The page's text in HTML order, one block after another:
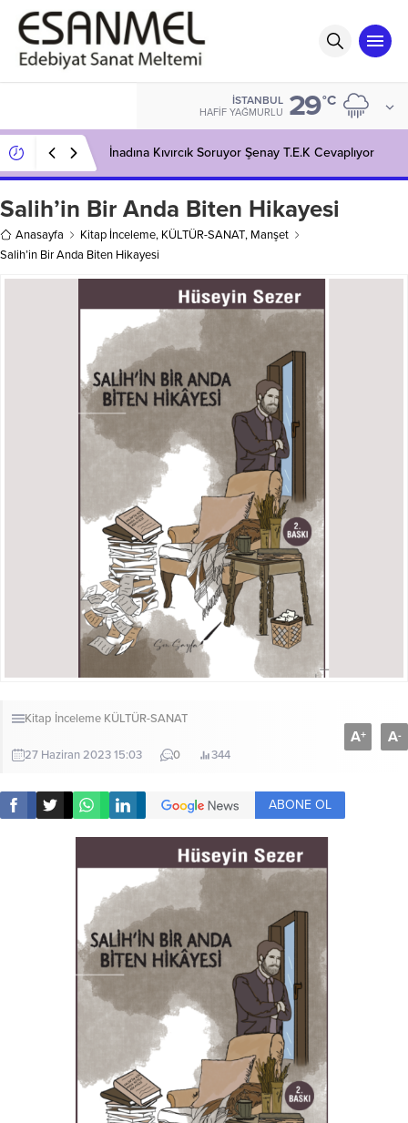
İSTANBUL
HAFIF YAĞMURLU 29°C
İnadına Kıvırcık Soruyor Şenay T.E.K Cevaplıyor
Salih’in Bir Anda Biten Hikayesi
Anasayfa Kitap İnceleme, KÜLTÜR-SANAT, Manşet
Salih’in Bir Anda Biten Hikayesi
Kitap İnceleme KÜLTÜR-SANAT
27 Haziran 2023 15:03 0 344
A+ A-
ABONE OL